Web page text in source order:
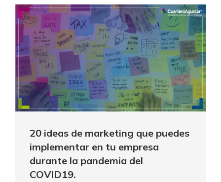
20 ideas de marketing que puedes
implementar en tu empresa
durante la pandemia del
COVID19.